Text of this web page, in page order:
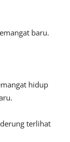
baru.
hidup
terlihat